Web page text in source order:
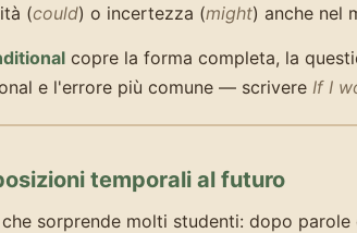
(could) o incertezza (might) anche nel
copre la forma completa, la
e l'errore più comune — scrivere If I
temporali al futuro
sorprende molti studenti: dopo parole